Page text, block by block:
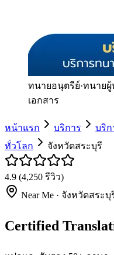
ทนายอนุตรีย์·ทนายผู้
เอกสาร
หน้าแรก บริการ
บริก
ทั่วโลก
จังหวัดสระบุรี
4.9 (4,250 รีวิว)
Near Me · จังหวัดสระบุ
Certified